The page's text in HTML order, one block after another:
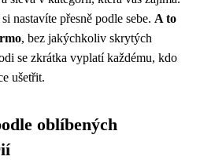
nastavíte přesně podle sebe. A to
, bez jakýchkoliv skrytých
se zkrátka vyplatí každému, kdo
ušetřit.
oblíbených